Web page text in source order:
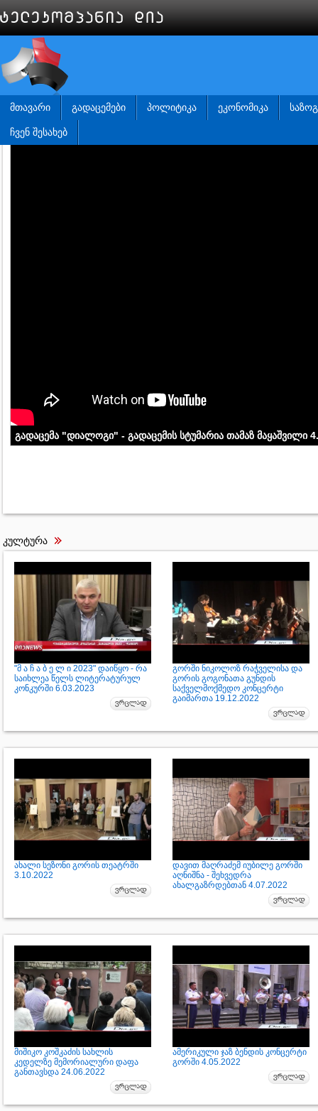
ᲛᲗᲐᲕᲐᲠᲘ ᲒᲐᲓᲐᲪᲔᲛᲔᲑᲘ ᲞᲝᲚᲘᲢᲘᲙᲐ ᲔᲙᲝᲜᲝᲛᲘᲙᲐ
ᲩᲕᲔᲜ ᲨᲔᲡᲐᲮᲔᲑ
გადაცემა "დიალოგი" - გადაცემის სტუმარია თამაზ მაყაშვილი
კულტურა
"მ ა ჩ ა ბ ე ლ ი 2023" დაიწყო - რა
საიხლეა წელს ლიტერატურულ
კონკურში 6.03.2023
გორში ნიკოლოზ რაჭველისა და
გორის გოგონათა გუნდის
საქველმოქმედო კონცერტი
გაიმართა 19.12.2022
ახალი სეზონი გორის თეატრში
3.10.2022
დავით მაღრაძემ იუბილე გორში
აღნიშნა - შეხვედრა
ახალგაზრდებთან 4.07.2022
მიშიკო კოშკაძის სახლის
კედელზე მემორიალური დაფა
განთავსდა 24.06.2022
ამერიკული ჯაზ ბენდის კონცერტი
გორში 4.05.2022